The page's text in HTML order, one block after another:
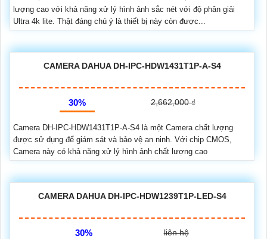
lượng cao với khả năng xử lý hình ảnh sắc nét với độ phân giải
Ultra 4k lite. Thật đáng chú ý là thiết bị này còn được...
CAMERA DAHUA DH-IPC-HDW1431T1P-A-S4
30% 2,662,000 ₫
Camera DH-IPC-HDW1431T1P-A-S4 là một Camera chất lượng
được sử dụng để giám sát và bảo vệ an ninh. Với chip CMOS,
Camera này có khả năng xử lý hình ảnh chất lượng cao
CAMERA DAHUA DH-IPC-HDW1239T1P-LED-S4
30% liên hệ